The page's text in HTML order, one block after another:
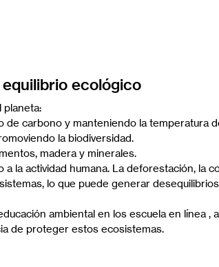
ecológico
planeta:
de carbono y manteniendo la temperatura
la biodiversidad.
madera y minerales.
la actividad humana. La deforestación, la
lo que puede generar
ambiental en los escuela en línea ,
de proteger estos ecosistemas.